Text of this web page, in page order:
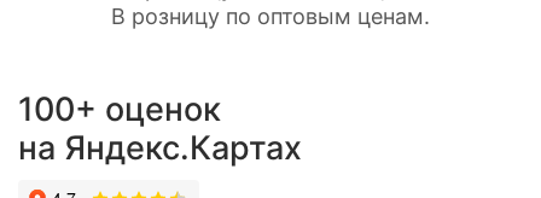
В розницу по оптовым ценам.
100+ оценок
на Яндекс.Картах